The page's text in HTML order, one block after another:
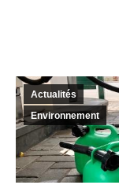
Actualités
Environnement